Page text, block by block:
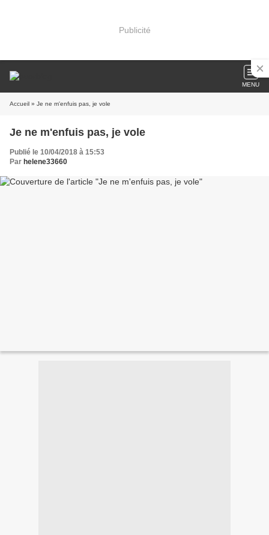
Publicité
MENU
Accueil » Je ne m'enfuis pas, je vole
Je ne m'enfuis pas, je vole
Publié le 10/04/2018 à 15:53
Par helene33660